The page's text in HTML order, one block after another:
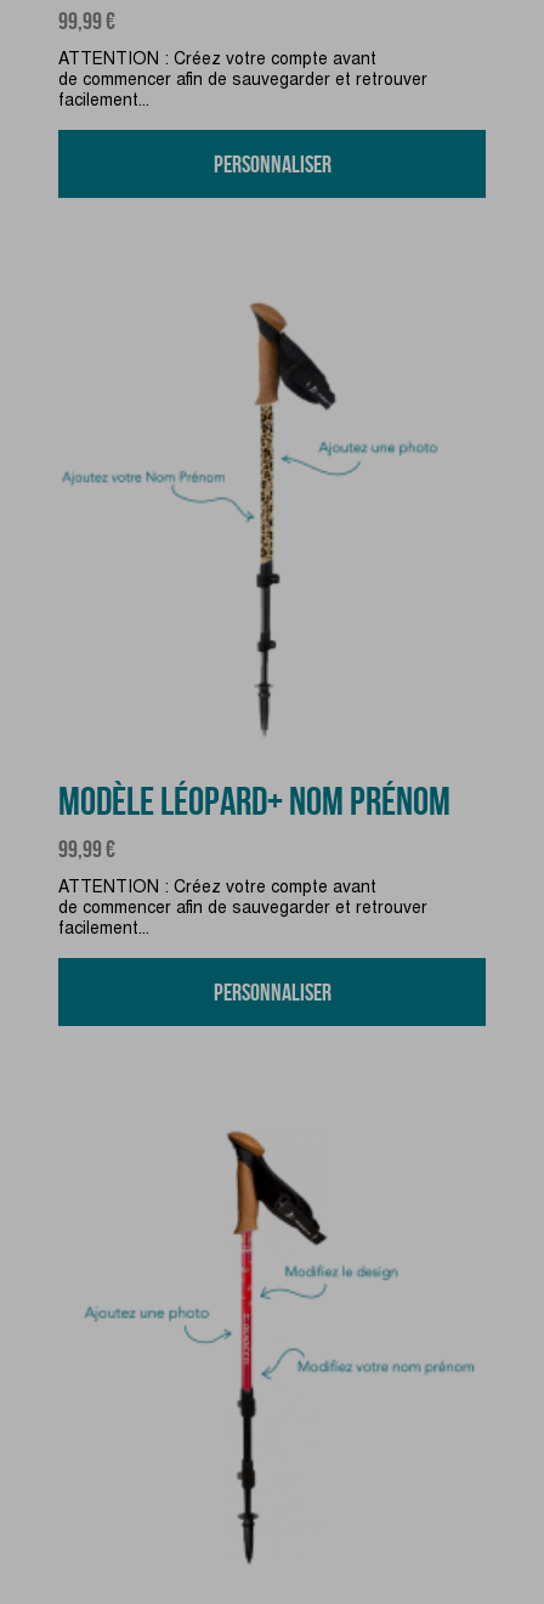
Prix
99,99 €
ATTENTION : Créez votre compte avant
de commencer afin de sauvegarder et retrouver
facilement...
Personnaliser
MODÈLE LÉOPARD+ NOM PRÉNOM
Prix
99,99 €
ATTENTION : Créez votre compte avant
de commencer afin de sauvegarder et retrouver
facilement...
Personnaliser